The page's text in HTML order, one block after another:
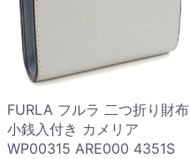
FURLA フルラ 二つ折り財布
小銭入付き カメリア
WP00315 ARE000 4351S